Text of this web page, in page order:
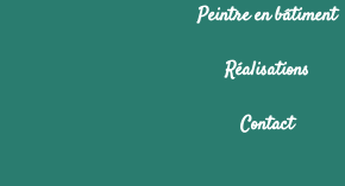
Peintre en bâtiment
Réalisations
Contact